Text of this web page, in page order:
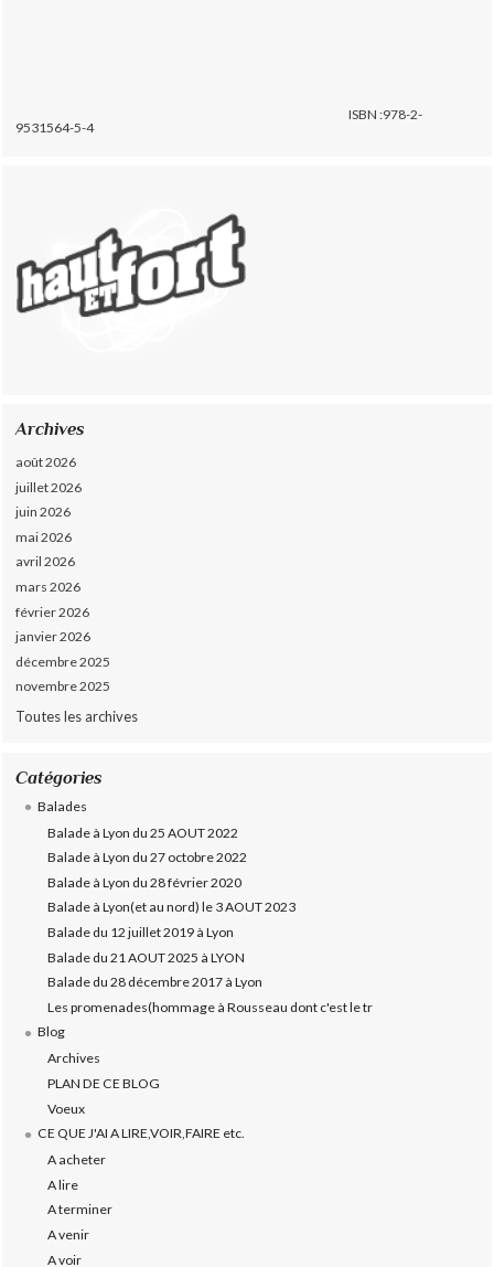
ISBN :978-2-
9531564-5-4
Archives
août 2026
juillet 2026
juin 2026
mai 2026
avril 2026
mars 2026
février 2026
janvier 2026
décembre 2025
novembre 2025
Toutes les archives
Catégories
Balades
Balade à Lyon du 25 AOUT 2022
Balade à Lyon du 27 octobre 2022
Balade à Lyon du 28 février 2020
Balade à Lyon(et au nord) le 3 AOUT 2023
Balade du 12 juillet 2019 à Lyon
Balade du 21 AOUT 2025 à LYON
Balade du 28 décembre 2017 à Lyon
Les promenades(hommage à Rousseau dont c'est le tr
Blog
Archives
PLAN DE CE BLOG
Voeux
CE QUE J'AI A LIRE,VOIR,FAIRE etc.
A acheter
A lire
A terminer
A venir
A voir